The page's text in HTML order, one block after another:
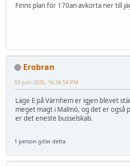
Finns plan för 170an avkorta ner till
Erobran
03 juni 2026, 16:26:54 PM
Läge E på Värnhem er igjen blevet
meget magt i Malmö, og det er også
er det eneste busselskab.
1 person gillar detta.